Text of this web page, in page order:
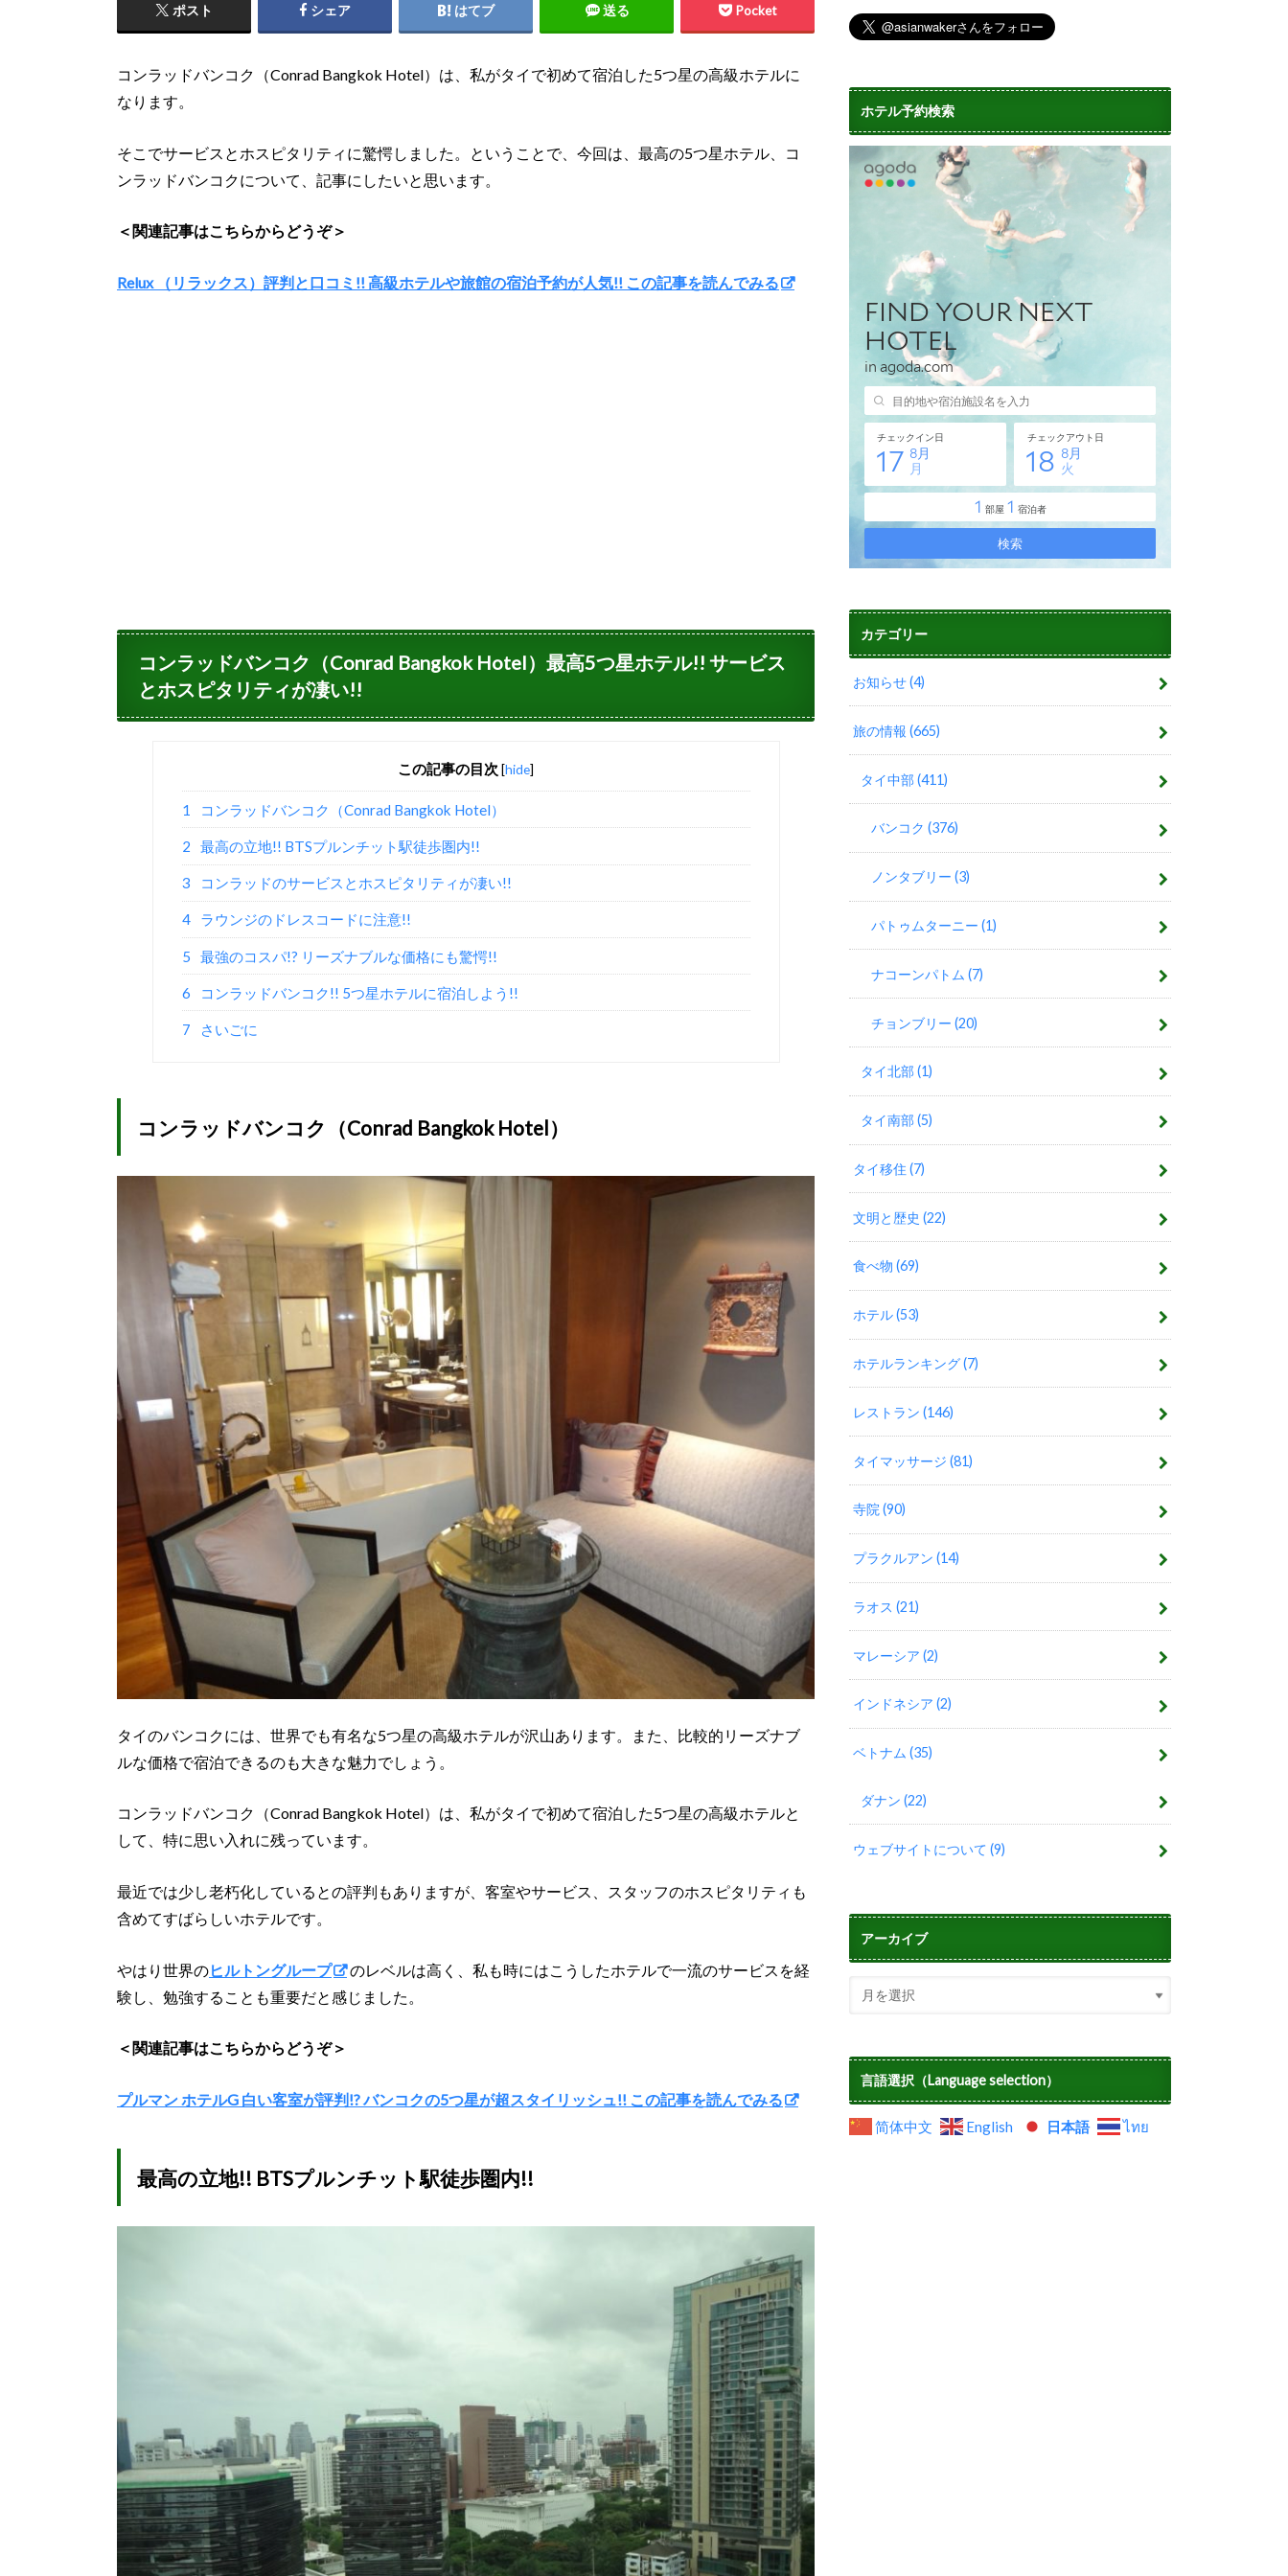
ポスト シェア はてブ 送る Pocket
コンラッドバンコク（Conrad Bangkok Hotel）は、私がタイで初めて宿泊した5つ星の高級ホテルに
なります。
そこでサービスとホスピタリティに驚愕しました。ということで、今回は、最高の5つ星ホテル、コ
ンラッドバンコクについて、記事にしたいと思います。
＜関連記事はこちらからどうぞ＞
Relux （リラックス）評判と口コミ!! 高級ホテルや旅館の宿泊予約が人気!! この記事を読んでみる
コンラッドバンコク（Conrad Bangkok Hotel）最高5つ星ホテル!! サービス
とホスピタリティが凄い!!
この記事の目次 [hide]
1 コンラッドバンコク（Conrad Bangkok Hotel）
2 最高の立地!! BTSプルンチット駅徒歩圏内!!
3 コンラッドのサービスとホスピタリティが凄い!!
4 ラウンジのドレスコードに注意!!
5 最強のコスパ!? リーズナブルな価格にも驚愕!!
6 コンラッドバンコク!! 5つ星ホテルに宿泊しよう!!
7 さいごに
コンラッドバンコク（Conrad Bangkok Hotel）
タイのバンコクには、世界でも有名な5つ星の高級ホテルが沢山あります。また、比較的リーズナブ
ルな価格で宿泊できるのも大きな魅力でしょう。
コンラッドバンコク（Conrad Bangkok Hotel）は、私がタイで初めて宿泊した5つ星の高級ホテルと
して、特に思い入れに残っています。
最近では少し老朽化しているとの評判もありますが、客室やサービス、スタッフのホスピタリティも
含めてすばらしいホテルです。
やはり世界のヒルトングループ
のレベルは高く、私も時にはこうしたホテルで一流のサービスを経
験し、勉強することも重要だと感じました。
＜関連記事はこちらからどうぞ＞
プルマン ホテルG 白い客室が評判!? バンコクの5つ星が超スタイリッシュ!! この記事を読んでみる
最高の立地!! BTSプルンチット駅徒歩圏内!!
ホテル予約検索
カテゴリー
お知らせ(4)
旅の情報(665)
タイ中部(411)
バンコク(376)
ノンタブリー(3)
パトゥムターニー(1)
ナコーンパトム(7)
チョンブリー(20)
タイ北部(1)
タイ南部(5)
タイ移住(7)
文明と歴史(22)
食べ物(69)
ホテル(53)
ホテルランキング(7)
レストラン(146)
タイマッサージ(81)
寺院(90)
プラクルアン(14)
ラオス(21)
マレーシア(2)
インドネシア(2)
ベトナム(35)
ダナン (22)
ウェブサイトについて(9)
アーカイブ
言語選択（Language selection）
简体中文 English 日本語 ไทย